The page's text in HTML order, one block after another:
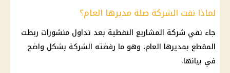
لماذا نفت الشركة صلة مديرها العام؟
جاء نفي شركة المشاريع النفطية بعد تداول منشورات ربطت
المقطع بمديرها العام، وهو ما رفضته الشركة بشكل واضح
في بيانها.